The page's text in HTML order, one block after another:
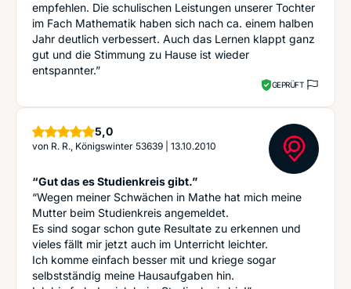
empfehlen. Die schulischen Leistungen unserer Tochter
im Fach Mathematik haben sich nach ca. einem halben
Jahr deutlich verbessert. Auch das Lernen klappt ganz
gut und die Stimmung zu Hause ist wieder
entspannter.”
GEPRÜFT
5,0Sterne
von R. R., Königswinter 53639 13.10.2010
“Gut das es Studienkreis gibt.”
“Wegen meiner Schwächen in Mathe hat mich meine
Mutter beim Studienkreis angemeldet.
Es sind sogar schon gute Resultate zu erkennen und
vieles fällt mir jetzt auch im Unterricht leichter.
Ich komme einfach besser mit und kriege sogar
selbstständig meine Hausaufgaben hin.